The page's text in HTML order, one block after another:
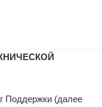
Поддержки (далее